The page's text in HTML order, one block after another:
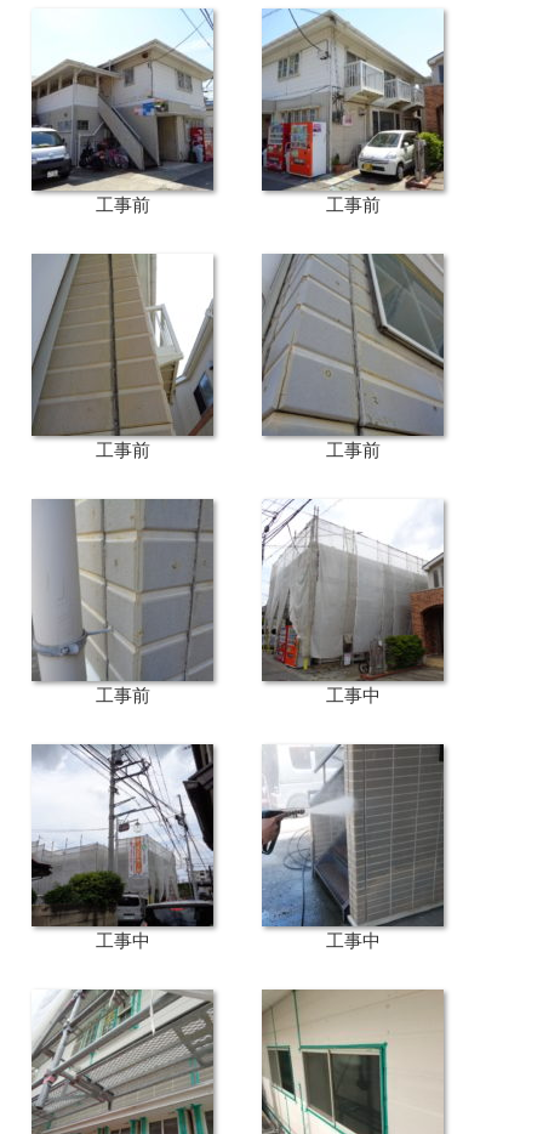
工事前 工事前
工事前 工事前
工事前 工事中
工事中 工事中